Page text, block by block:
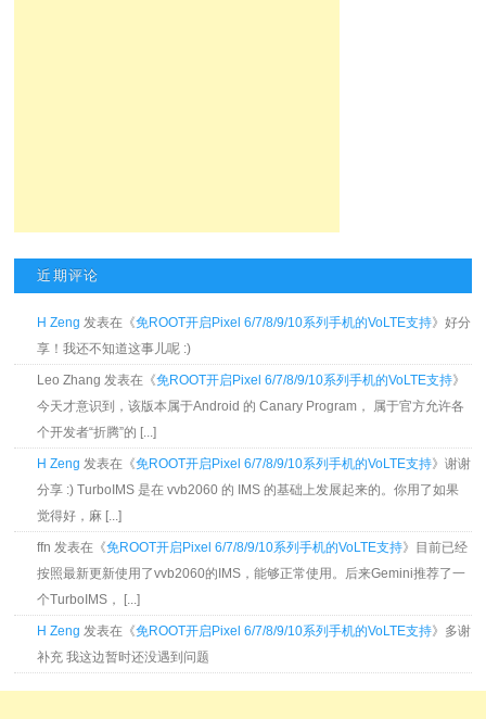
近期评论
H Zeng 发表在《免ROOT开启Pixel 6/7/8/9/10系列手机的VoLTE支持》好分
享！我还不知道这事儿呢 :)
Leo Zhang 发表在《免ROOT开启Pixel 6/7/8/9/10系列手机的VoLTE支持》
今天才意识到，该版本属于Android 的 Canary Program， 属于官方允许各
个开发者“折腾”的 [...]
H Zeng 发表在《免ROOT开启Pixel 6/7/8/9/10系列手机的VoLTE支持》谢谢
分享 :) TurboIMS 是在 vvb2060 的 IMS 的基础上发展起来的。你用了如果
觉得好，麻 [...]
ffn 发表在《免ROOT开启Pixel 6/7/8/9/10系列手机的VoLTE支持》目前已经
按照最新更新使用了vvb2060的IMS，能够正常使用。后来Gemini推荐了一
个TurboIMS， [...]
H Zeng 发表在《免ROOT开启Pixel 6/7/8/9/10系列手机的VoLTE支持》多谢
补充 我这边暂时还没遇到问题